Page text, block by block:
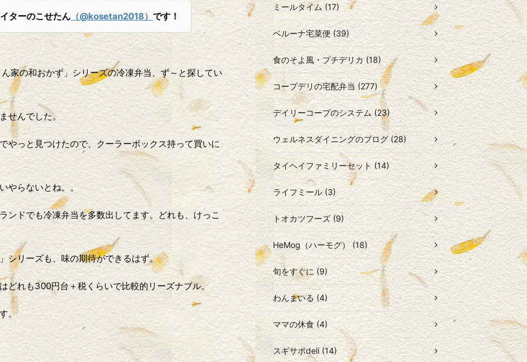
ターのこせたん （@kosetan2018） です！
家の和おかず」シリーズの冷凍弁当、ず～と探してい
せんでした。
やっと見つけたので、クーラーボックス持って買いに
やらないとね。。
ンドでも冷凍弁当を多数出してます。どれも、けっこ
シリーズも、味の期待ができるはず。
どれも300円台＋税くらいで比較的リーズナブル。
。
ミールタイム (17)
ベルーナ宅菜便 (39)
食のそよ風・プチデリカ (18)
コープデリの宅配弁当 (277)
デイリーコープのシステム (23)
ウェルネスダイニングのブログ (28)
タイヘイファミリーセット (14)
ライフミール (3)
トオカツフーズ (9)
HeMog（ハーモグ） (18)
旬をすぐに (9)
わんまいる (4)
ママの休食 (4)
スギサポdeli (14)